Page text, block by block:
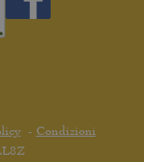
- Condizioni